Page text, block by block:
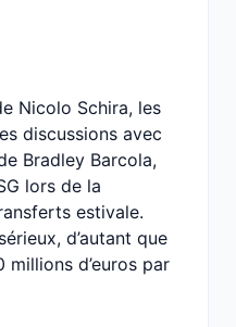
Nicolo Schira, les
discussions avec
Bradley Barcola,
lors de la
estivale.
d’autant que
millions d’euros par